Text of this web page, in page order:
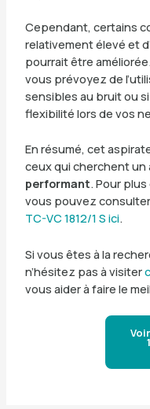
Cependant, certains
relativement élevé et
pourrait être
vous prévoyez de
sensibles au bruit ou
flexibilité lors de vos
En résumé, cet
ceux qui cherchent un
performant. Pour
vous pouvez consulter
TC-VC 1812/1 S ici.
Si vous êtes à la
n’hésitez pas à visiter
vous aider à faire le